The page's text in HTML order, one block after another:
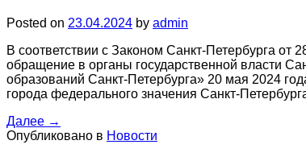
Posted on 23.04.2024 by admin
В соответствии с Законом Санкт-Петербурга
обращение в органы государственной власти
образований Санкт-Петербурга» 20 мая 2024
города федерального значения Санкт-
Далее →
Опубликовано в Новости